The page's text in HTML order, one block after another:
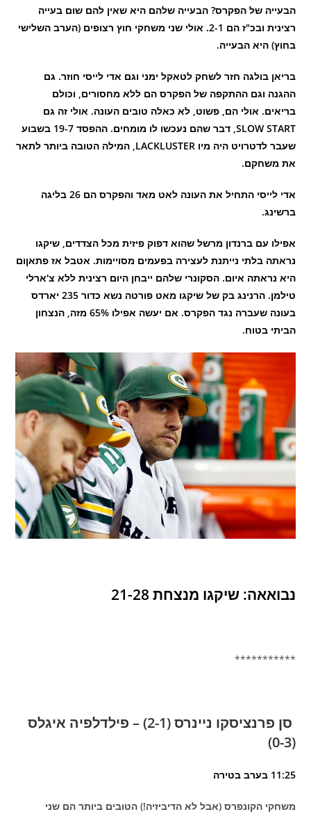
הבעייה של הפקרס? הבעייה שלהם היא שאין להם שום בעייה
רצינית ובכ"ז הם 2-1. אולי שני משחקי חוץ רצופים (הערב השלישי
בחוץ) היא הבעייה.
בריאן בולגה חזר לשחק לטאקל ימני וגם אדי לייסי חוזר. גם
ההגנה וגם ההתקפה של הפקרס הם ללא מחסורים, וכולם
בריאים. אולי הם, פשוט, לא כאלה טובים העונה. אולי זה גם
SLOW START, דבר שהם נעכשו לו מומחים. ההפסד 19-7 בשבוע
שעבר לדטרויט היה מיו LACKLUSTER, המילה הטובה ביותר לתאר
את משחקם.
אדי לייסי התחיל את העונה לאט מאד והפקרס הם 26 בליגה
ברשינג.
אפילו עם ברנדון מרשל שהוא דפוק פיזית מכל הצדדים, שיקגו
נראתה בלתי נייתנת לעצירה בפעמים מסויימות. אטבל אז פתאןום
היא נראתה איום. הסקונרי שלהם ייבחן היום רצינית ללא צ'ארלי
טילמן. הרנינג בק של שיקגו מאט פורטה נשא כדור 235 יארדס
בעונה שעברה נגד הפקרס. אם יעשה אפילו 65% מזה, הנצחון
הביתי בטוח.
נבואאה: שיקגו מנצחת 21-28
***********
סן פרנציסקו ניינרס (2-1) – פילדלפיה איגלס
(0-3)
11:25 בערב בטירה
משחקי הקונפרס (אבל לא הדיביזיה!) הטובים ביותר הם שני